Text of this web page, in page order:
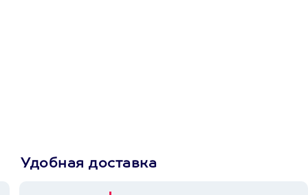
Удобная доставка